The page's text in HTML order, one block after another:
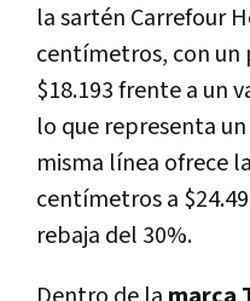
la sartén Carrefour
centímetros, con
$18.193 frente a un
lo que representa
misma línea ofrece
centímetros a
rebaja del 30%.